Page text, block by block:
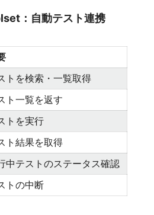
：自動テスト連携
トを検索・一覧取得
ト一覧を返す
トを実行
ト結果を取得
中テストのステータス確認
トの中断